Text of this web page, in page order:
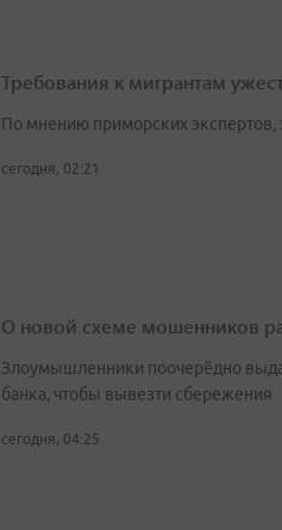
Требования к мигрантам
По мнению приморских экспертов,
сегодня, 02:21
О новой схеме мошенников
Злоумышленники поочерёдно
банка, чтобы вывезти сбережения
сегодня, 04:25